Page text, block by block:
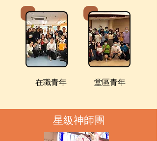
​在職青年 ​堂區青年
星級神師團